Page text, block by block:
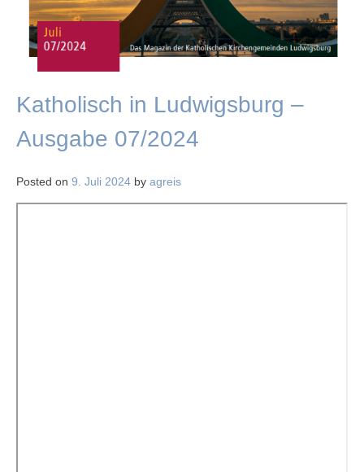
Katholisch in Ludwigsburg –
Ausgabe 07/2024
Posted on 9. Juli 2024 by agreis